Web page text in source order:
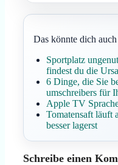
Das könnte dich auch
Sportplatz
findest du die
6 Dinge, die Sie
umschreibers für
Apple TV
Tomatensaft läuft
besser lagerst
Schreibe einen